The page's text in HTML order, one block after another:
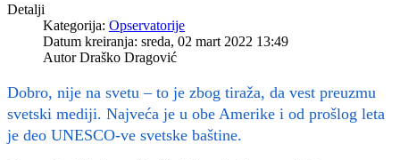
Detalji
Kategorija: Opservatorije
Datum kreiranja: sreda, 02 mart 2022 13:49
AutorDraško Dragović
Dobro, nije na svetu – to je zbog tiraža, da vest preuzmu
svetski mediji. Najveća je u obe Amerike i od prošlog leta
je deo UNESCO-ve svetske baštine.